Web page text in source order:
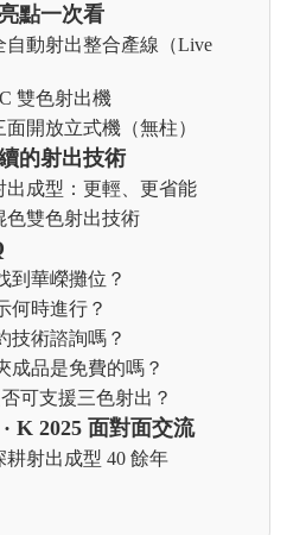
點一次看
自動射出整合產線（Live
雙色射出機
面開放立式機（無柱）
的射出技術
出成型：更輕、更省能
色雙色射出技術
到華嶸攤位？
何時進行？
技術諮詢嗎？
成品是免費的嗎？
可支援三色射出？
K 2025 面對面交流
耕射出成型 40 餘年